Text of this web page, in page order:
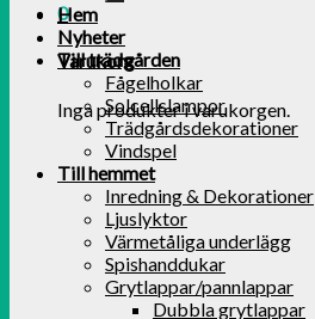
0
Varukorg
Inga produkter i varukorgen.
Hem
Nyheter
Till trädgården
Fågelholkar
Solcellslampor
Trädgårdsdekorationer
Vindspel
Till hemmet
Inredning & Dekorationer
Ljuslyktor
Värmetåliga underlägg
Spishanddukar
Grytlappar/pannlappar
Dubbla grytlappar